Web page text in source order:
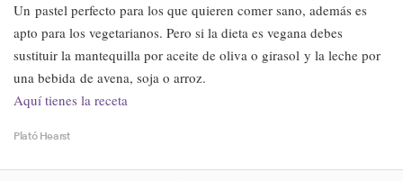
Un pastel perfecto para los que quieren comer sano, además es
apto para los vegetarianos. Pero si la dieta es vegana debes
sustituir la mantequilla por aceite de oliva o girasol y la leche por
una bebida de avena, soja o arroz.
Aquí tienes la receta
Plató Hearst